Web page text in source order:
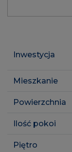
Inwestycja
Mieszkanie
Powierzchnia
Ilość pokoi
Piętro